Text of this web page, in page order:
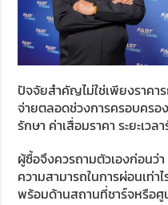
ปัจจัยสำคัญไม่ใช่เพียงราคา
จ่ายตลอดช่วงการครอบครอ
รักษา ค่าเสื่อมราคา ระยะเว
ผู้ซื้อจึงควรถามตัวเองก่อนว่
ความสามารถในการผ่อนเท่า
พร้อมด้านสถานที่ชาร์จหรือศู